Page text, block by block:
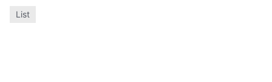
List